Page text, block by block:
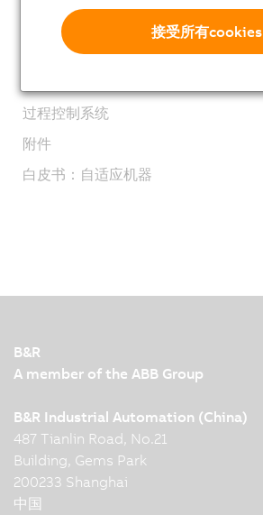
网络和现场总线模块
工业物联网
过程控制系统
附件
白皮书：自适应机器
B&R
A member of the ABB Group
B&R Industrial Automation (China)
487 Tianlin Road, No.21
Building, Gems Park
200233 Shanghai
中国
接受所有cookies